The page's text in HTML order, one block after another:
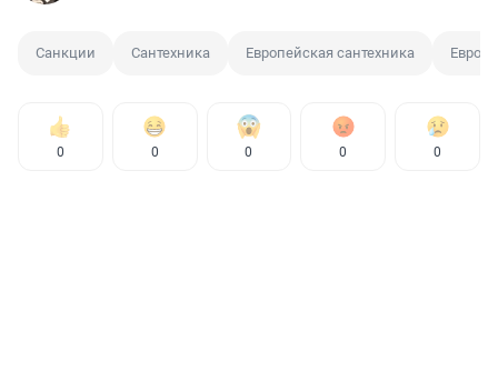
Санкции Сантехника Европейская сантехника Европа
0 0 0 0 0